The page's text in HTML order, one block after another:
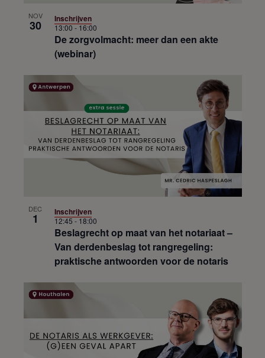
NOV
30
De zorgvolmacht: meer dan een akte
(webinar)
13:00-16:00
Inschrijven
DEC
1
Beslagrecht op maat van het notariaat –
Van derdenbeslag tot rangregeling:
praktische antwoorden voor de notaris
12:45-18:00
Inschrijven